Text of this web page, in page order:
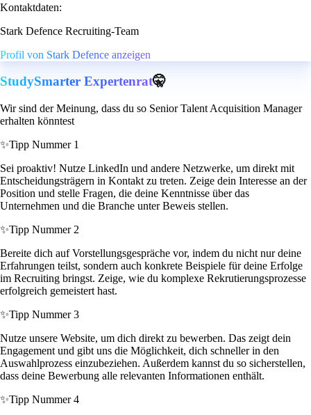
Kontaktdaten:
Stark Defence Recruiting-Team
Profil von Stark Defence anzeigen
StudySmarter Expertenrat🤫
Wir sind der Meinung, dass du so Senior Talent Acquisition Manager
erhalten könntest
✨Tipp Nummer 1
Sei proaktiv! Nutze LinkedIn und andere Netzwerke, um direkt mit
Entscheidungsträgern in Kontakt zu treten. Zeige dein Interesse an der
Position und stelle Fragen, die deine Kenntnisse über das
Unternehmen und die Branche unter Beweis stellen.
✨Tipp Nummer 2
Bereite dich auf Vorstellungsgespräche vor, indem du nicht nur deine
Erfahrungen teilst, sondern auch konkrete Beispiele für deine Erfolge
im Recruiting bringst. Zeige, wie du komplexe Rekrutierungsprozesse
erfolgreich gemeistert hast.
✨Tipp Nummer 3
Nutze unsere Website, um dich direkt zu bewerben. Das zeigt dein
Engagement und gibt uns die Möglichkeit, dich schneller in den
Auswahlprozess einzubeziehen. Außerdem kannst du so sicherstellen,
dass deine Bewerbung alle relevanten Informationen enthält.
✨Tipp Nummer 4